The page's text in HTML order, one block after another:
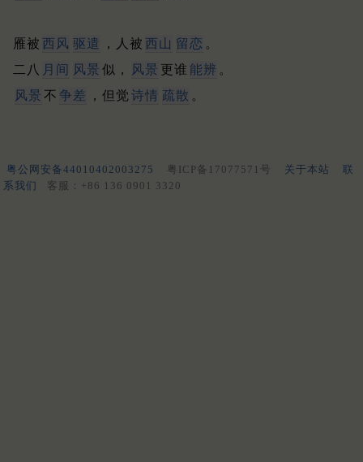
雁被 西风 驱遣 ，人被 西山 留恋 。
二八 月间 风景 似， 风景 更谁 能辨 。
风景 不 争差 ，但觉 诗情 疏散 。
粤公网安备44010402003275 粤ICP备17077571号 关于本站
联
系我们
客服：+86 136 0901 3320